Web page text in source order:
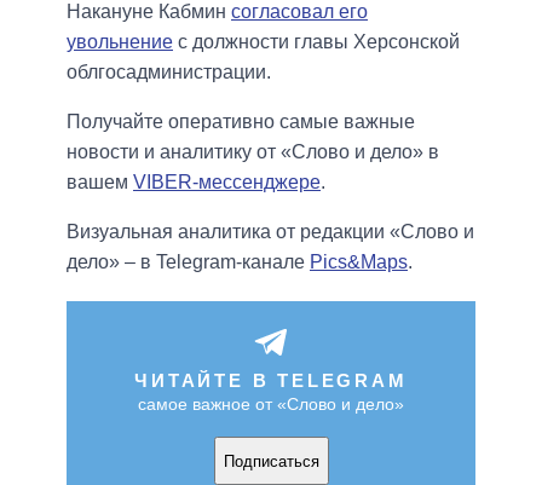
Накануне Кабмин согласовал его
увольнение с должности главы Херсонской
облгосадминистрации.
Получайте оперативно самые важные
новости и аналитику от «Слово и дело» в
вашем VIBER-мессенджере.
Визуальная аналитика от редакции «Слово и
дело» – в Telegram-канале Pics&Maps.
ЧИТАЙТЕ В TELEGRAM
самое важное от «Слово и дело»
Подписаться